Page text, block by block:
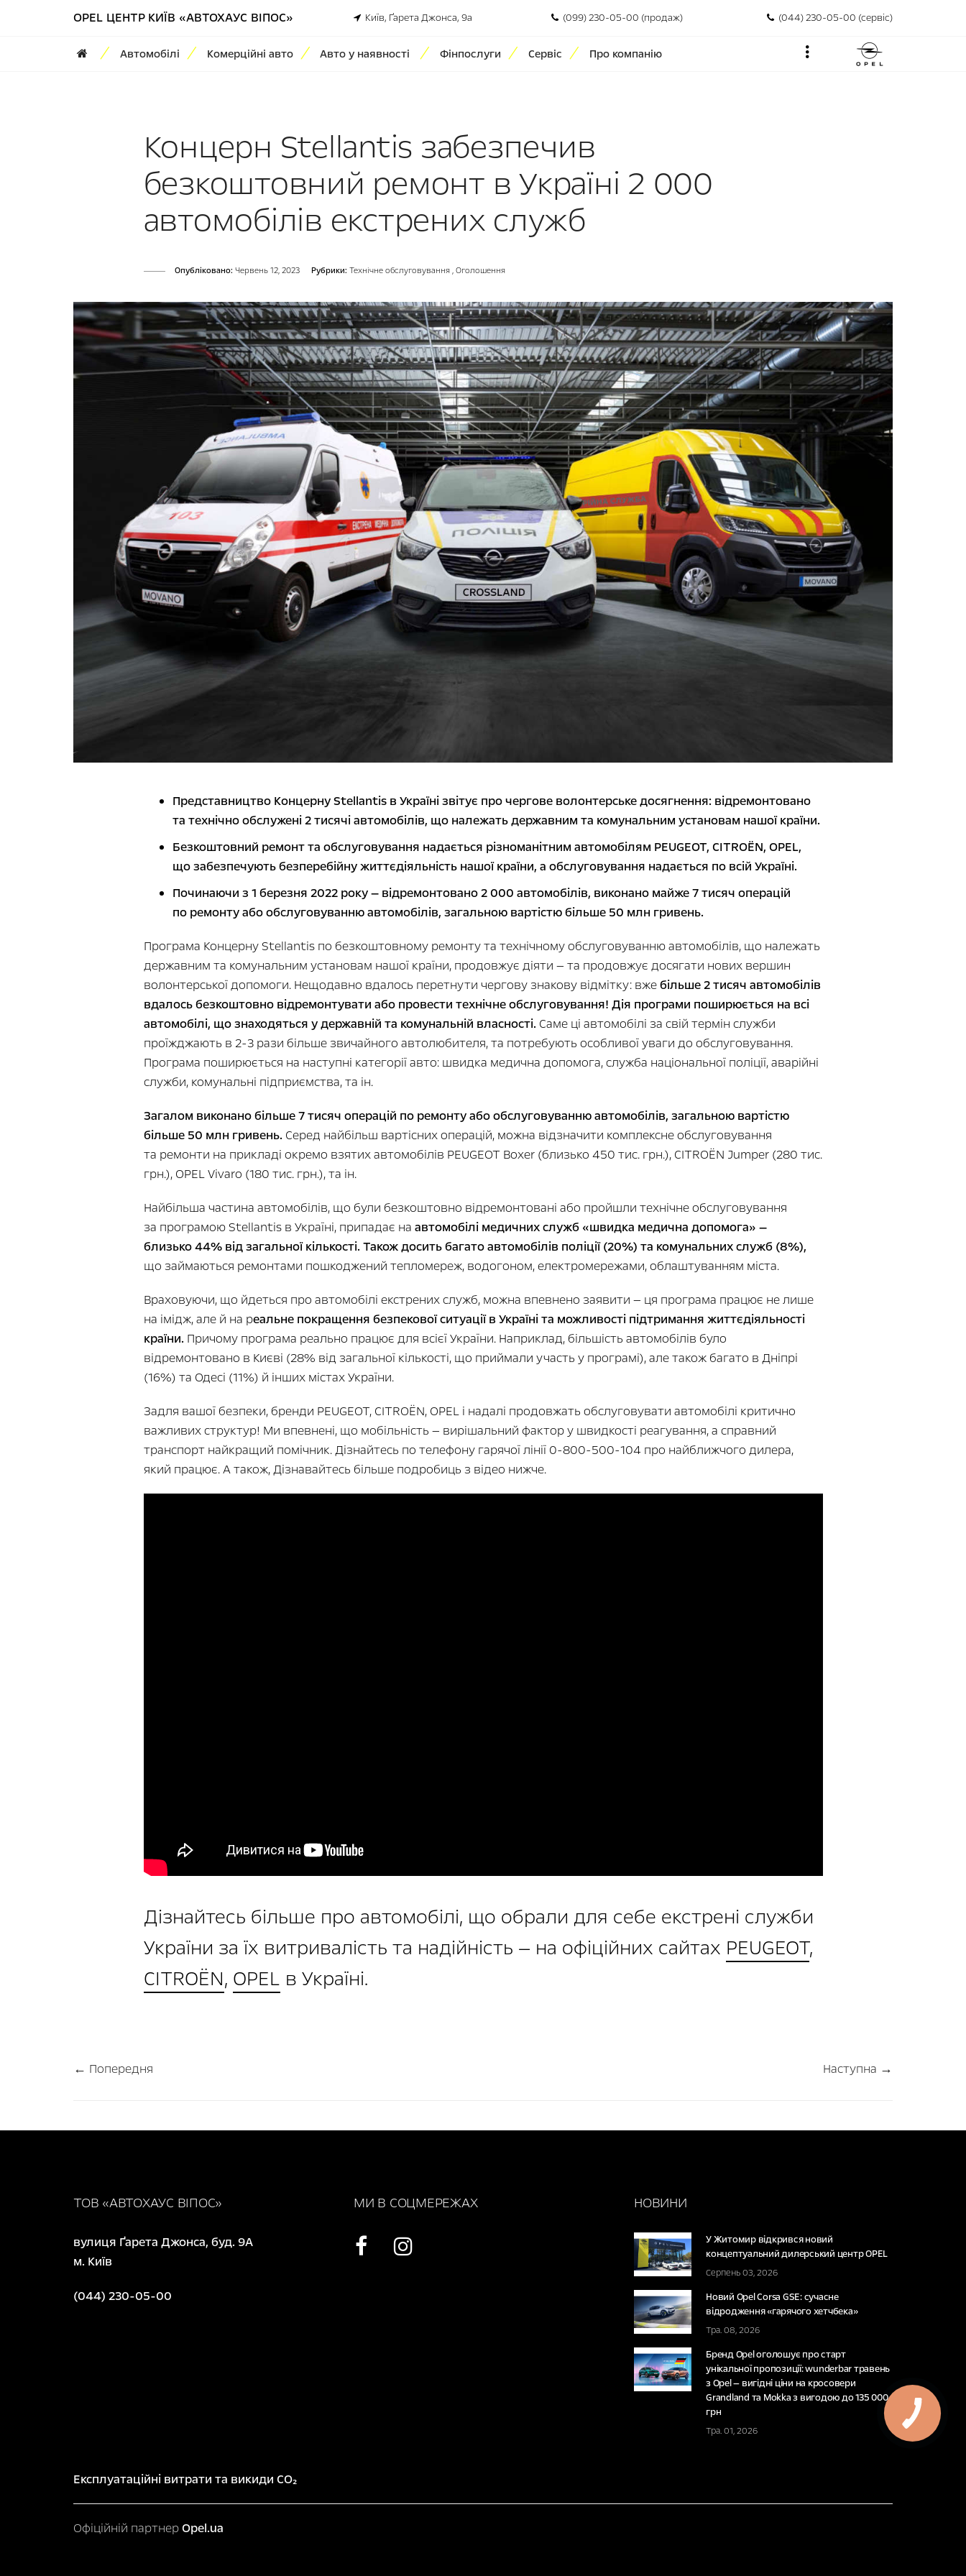
OPEL ЦЕНТР КИЇВ «АВТОХАУС ВІПОС» Київ, Ґарета Джонса, 9а (099) 230-05-00 (продаж) (044) 230-05-00 (сервіс)
Автомобілі Комерційні авто Авто у наявності Фінпослуги Сервіс Про компанію
Концерн Stellantis забезпечив
безкоштовний ремонт в Україні 2 000
автомобілів екстрених служб
Опубліковано: Червень 12, 2023 Рубрики: Технічне обслуговування , Оголошення
Представництво Концерну Stellantis в Україні звітує про чергове волонтерське досягнення: відремонтовано
та технічно обслужені 2 тисячі автомобілів, що належать державним та комунальним установам нашої країни.
Безкоштовний ремонт та обслуговування надається різноманітним автомобілям PEUGEOT, CITROЁN, OPEL,
що забезпечують безперебійну життєдіяльність нашої країни, а обслуговування надається по всій Україні.
Починаючи з 1 березня 2022 року — відремонтовано 2 000 автомобілів, виконано майже 7 тисяч операцій
по ремонту або обслуговуванню автомобілів, загальною вартістю більше 50 млн гривень.
Програма Концерну Stellantis по безкоштовному ремонту та технічному обслуговуванню автомобілів, що належать
державним та комунальним установам нашої країни, продовжує діяти — та продовжує досягати нових вершин
волонтерської допомоги. Нещодавно вдалось перетнути чергову знакову відмітку: вжебільше 2 тисяч автомобілів
вдалось безкоштовно відремонтувати або провести технічне обслуговування! Дія програми поширюється на всі
автомобілі, що знаходяться у державній та комунальній власності.Саме ці автомобілі за свій термін служби
проїжджають в 2-3 рази більше звичайного автолюбителя, та потребують особливої уваги до обслуговування.
Програма поширюється на наступні категорії авто: швидка медична допомога, служба національної поліції, аварійні
служби, комунальні підприємства, та ін.
Загалом виконано більше 7 тисяч операцій по ремонту або обслуговуванню автомобілів, загальною вартістю
більше 50 млн гривень.Серед найбільш вартісних операцій, можна відзначити комплексне обслуговування
та ремонти на прикладі окремо взятих автомобілів PEUGEOT Boxer (близько 450 тис. грн.), CITROЁN Jumper (280 тис.
грн.), OPEL Vivaro (180 тис. грн.), та ін.
Найбільша частина автомобілів, що були безкоштовно відремонтовані або пройшли технічне обслуговування
за програмою Stellantis в Україні, припадає на автомобілі медичних служб «швидка медична допомога» —
близько 44% від загальної кількості. Також досить багато автомобілів поліції (20%) та комунальних служб (8%),
що займаються ремонтами пошкоджений тепломереж, водогоном, електромережами, облаштуванням міста.
Враховуючи, що йдеться про автомобілі екстрених служб, можна впевнено заявити — ця програма працює не лише
на імідж, але й на реальне покращення безпекової ситуації в Україні та можливості підтримання життєдіяльності
країни.Причому програма реально працює для всієї України. Наприклад, більшість автомобілів було
відремонтовано в Києві (28% від загальної кількості, що приймали участь у програмі), але також багато в Дніпрі
(16%) та Одесі (11%) й інших містах України.
Задля вашої безпеки, бренди PEUGEOT, CITROËN, OPEL і надалі продовжать обслуговувати автомобілі критично
важливих структур! Ми впевнені, що мобільність — вирішальний фактор у швидкості реагування, а справний
транспорт найкращий помічник. Дізнайтесь по телефону гарячої лінії 0-800-500-104 про найближчого дилера,
який працює. А також, Дізнавайтесь більше подробиць з відео нижче.
Дізнайтесь більше про автомобілі, що обрали для себе екстрені служби
України за їх витривалість та надійність — на офіційних сайтах PEUGEOT,
CITROЁN, OPEL в Україні.
← Попередня Наступна →
ТОВ «АВТОХАУС ВІПОС»
вулиця Ґарета Джонса, буд. 9А
м. Київ
(044) 230-05-00
МИ В СОЦМЕРЕЖАХ НОВИНИ
У Житомир відкрився новий
концептуальний дилерський центр OPEL
Серпень 03, 2026
Новий Opel Corsa GSE: сучасне
відродження «гарячого хетчбека»
Тра. 08, 2026
Бренд Opel оголошує про старт
унікальної пропозиції: wunderbar травень
з Opel — вигідні ціни на кросовери
Grandland та Mokka з вигодою до 135 000
грн
Тра. 01, 2026
Експлуатаційні витрати та викиди CO₂
Офіційній партнерOpel.ua